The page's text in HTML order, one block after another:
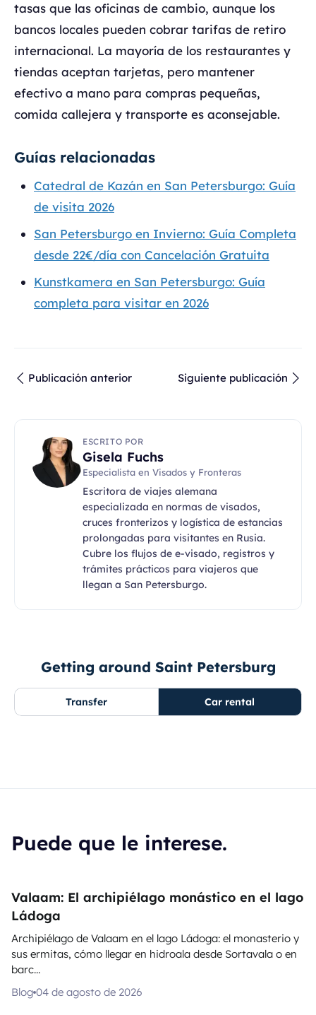
tasas que las oficinas de cambio, aunque los
bancos locales pueden cobrar tarifas de retiro
internacional. La mayoría de los restaurantes y
tiendas aceptan tarjetas, pero mantener
efectivo a mano para compras pequeñas,
comida callejera y transporte es aconsejable.
Guías relacionadas
Catedral de Kazán en San Petersburgo: Guía
de visita 2026
San Petersburgo en Invierno: Guía Completa
desde 22€/día con Cancelación Gratuita
Kunstkamera en San Petersburgo: Guía
completa para visitar en 2026
Publicación anterior Siguiente publicación
ESCRITO POR
Gisela Fuchs
Especialista en Visados y Fronteras
Escritora de viajes alemana
especializada en normas de visados,
cruces fronterizos y logística de estancias
prolongadas para visitantes en Rusia.
Cubre los flujos de e-visado, registros y
trámites prácticos para viajeros que
llegan a San Petersburgo.
Getting around Saint Petersburg
Transfer Car rental
Puede que le interese.
Valaam: El archipiélago monástico en el lago
Ládoga
Archipiélago de Valaam en el lago Ládoga: el monasterio y
sus ermitas, cómo llegar en hidroala desde Sortavala o en
barc...
Blog 04 de agosto de 2026